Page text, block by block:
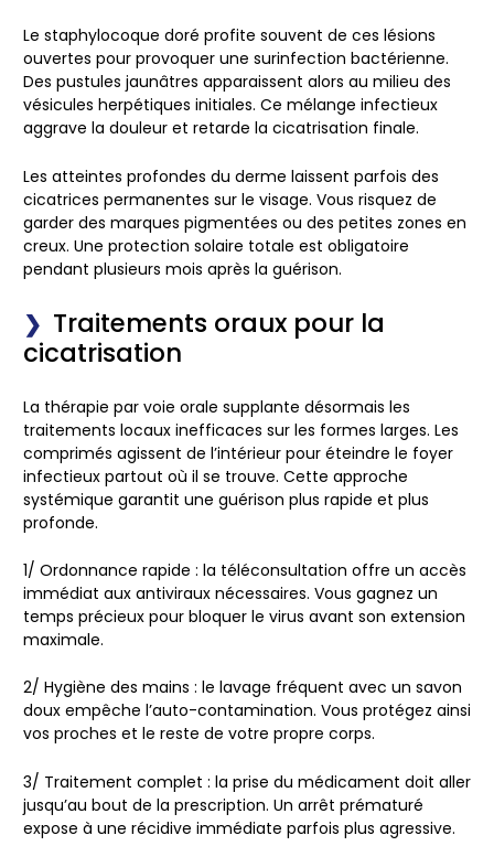
Le staphylocoque doré profite souvent de ces lésions
ouvertes pour provoquer une surinfection bactérienne.
Des pustules jaunâtres apparaissent alors au milieu des
vésicules herpétiques initiales. Ce mélange infectieux
aggrave la douleur et retarde la cicatrisation finale.
Les atteintes profondes du derme laissent parfois des
cicatrices permanentes sur le visage. Vous risquez de
garder des marques pigmentées ou des petites zones en
creux. Une protection solaire totale est obligatoire
pendant plusieurs mois après la guérison.
Traitements oraux pour la
cicatrisation
La thérapie par voie orale supplante désormais les
traitements locaux inefficaces sur les formes larges. Les
comprimés agissent de l’intérieur pour éteindre le foyer
infectieux partout où il se trouve. Cette approche
systémique garantit une guérison plus rapide et plus
profonde.
1/ Ordonnance rapide : la téléconsultation offre un accès
immédiat aux antiviraux nécessaires. Vous gagnez un
temps précieux pour bloquer le virus avant son extension
maximale.
2/ Hygiène des mains : le lavage fréquent avec un savon
doux empêche l’auto-contamination. Vous protégez ainsi
vos proches et le reste de votre propre corps.
3/ Traitement complet : la prise du médicament doit aller
jusqu’au bout de la prescription. Un arrêt prématuré
expose à une récidive immédiate parfois plus agressive.